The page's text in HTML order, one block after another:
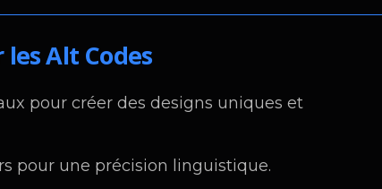
Alt Codes
pour créer des designs uniques et
pour une précision linguistique.